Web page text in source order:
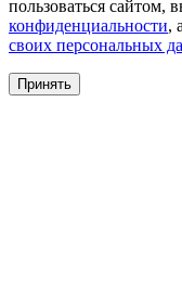
пользоваться сайтом,
конфиденциальности,
своих персональных
Принять